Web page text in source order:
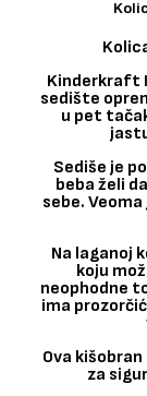
Kinderkraft
sedište
u pet
Sediše je
beba želi
sebe.
Na laganoj
koju
neophodne
ima
Ova
za